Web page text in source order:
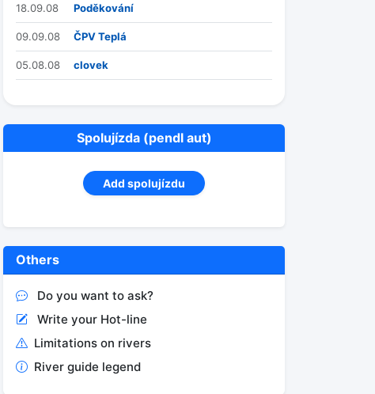
18.09.08 Poděkování
09.09.08 ČPV Teplá
05.08.08 clovek
Spolujízda (pendl aut)
Add spolujízdu
Others
Do you want to ask?
Write your Hot-line
Limitations on rivers
River guide legend